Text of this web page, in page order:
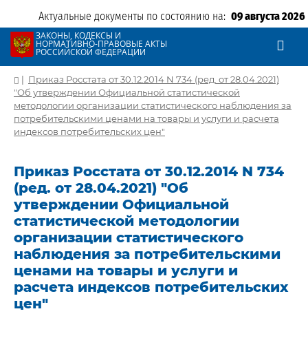
Актуальные документы по состоянию на: 09 августа 2026
ЗАКОНЫ, КОДЕКСЫ И
НОРМАТИВНО-ПРАВОВЫЕ АКТЫ
РОССИЙСКОЙ ФЕДЕРАЦИИ
| Приказ Росстата от 30.12.2014 N 734 (ред. от 28.04.2021)
"Об утверждении Официальной статистической
методологии организации статистического наблюдения за
потребительскими ценами на товары и услуги и расчета
индексов потребительских цен"
Приказ Росстата от 30.12.2014 N 734
(ред. от 28.04.2021) "Об
утверждении Официальной
статистической методологии
организации статистического
наблюдения за потребительскими
ценами на товары и услуги и
расчета индексов потребительских
цен"